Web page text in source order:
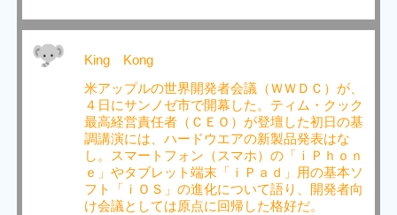
King Kong
米アップルの世界開発者会議（ＷＷＤＣ）が、
４日にサンノゼ市で開幕した。ティム・クック
最高経営責任者（ＣＥＯ）が登壇した初日の基
調講演には、ハードウエアの新製品発表はな
し。スマートフォン（スマホ）の「ｉＰｈｏｎ
ｅ」やタブレット端末「ｉＰａｄ」用の基本ソ
フト「ｉＯＳ」の進化について語り、開発者向
け会議としては原点に回帰した格好だ。